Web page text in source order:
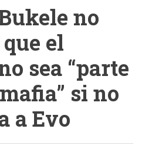
no
el
sea “parte
si no
a Evo